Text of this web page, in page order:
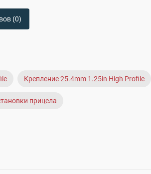
(0)
Крепление 25.4mm 1.25in High Profile
прицела